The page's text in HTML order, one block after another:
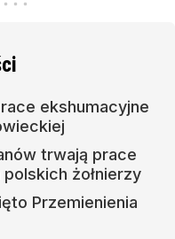
ekshumacyjne
trwają prace
żołnierzy
Przemienienia